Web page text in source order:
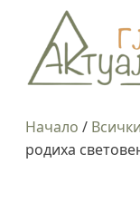
Начало /
родиха